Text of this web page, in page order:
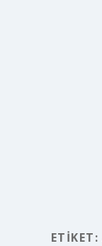
ETIKET: